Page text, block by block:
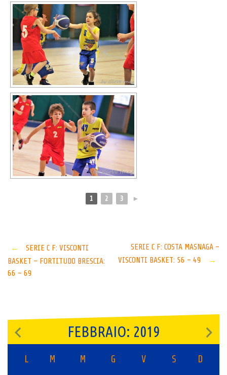
1 2 3 ►
Post
navigation
←
SERIE C F: VISCONTI
BASKET – FORTITUDO BRESCIA:
66 – 69
SERIE C F: COSTA MASNAGA –
VISCONTI BASKET: 56 – 49
→
FEBBRAIO: 2019
L M M G V S D